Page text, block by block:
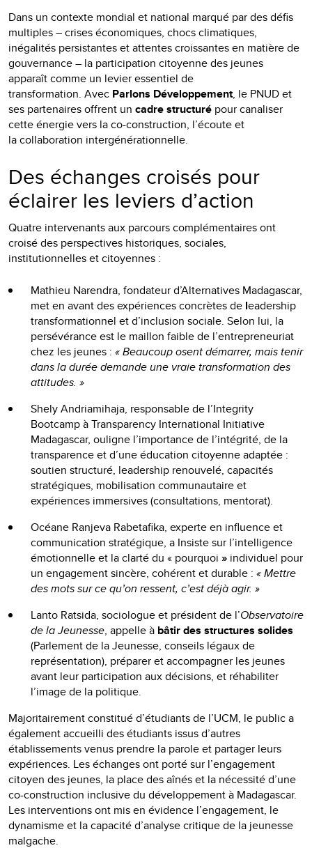
Dans un contexte mondial et national marqué par des défis
multiples – crises économiques, chocs climatiques,
inégalités persistantes et attentes croissantes en matière de
gouvernance – la participation citoyenne des jeunes
apparaît comme un levier essentiel de
transformation. Avec Parlons Développement, le PNUD et
ses partenaires offrent un cadre structuré pour canaliser
cette énergie vers la co-construction, l’écoute et
la collaboration intergénérationnelle.
Des échanges croisés pour
éclairer les leviers d’action
Quatre intervenants aux parcours complémentaires ont
croisé des perspectives historiques, sociales,
institutionnelles et citoyennes :
Mathieu Narendra, fondateur d’Alternatives Madagascar,
met en avant des expériences concrètes de leadership
transformationnel et d’inclusion sociale. Selon lui, la
persévérance est le maillon faible de l’entrepreneuriat
chez les jeunes : « Beaucoup osent démarrer, mais tenir
dans la durée demande une vraie transformation des
attitudes. »
Shely Andriamihaja, responsable de l’Integrity
Bootcamp à Transparency International Initiative
Madagascar, ouligne l’importance de l’intégrité, de la
transparence et d’une éducation citoyenne adaptée :
soutien structuré, leadership renouvelé, capacités
stratégiques, mobilisation communautaire et
expériences immersives (consultations, mentorat).
Océane Ranjeva Rabetafika, experte en influence et
communication stratégique, a Insiste sur l’intelligence
émotionnelle et la clarté du « pourquoi » individuel pour
un engagement sincère, cohérent et durable : « Mettre
des mots sur ce qu’on ressent, c’est déjà agir. »
Lanto Ratsida, sociologue et président de l’Observatoire
de la Jeunesse, appelle à bâtir des structures solides
(Parlement de la Jeunesse, conseils légaux de
représentation), préparer et accompagner les jeunes
avant leur participation aux décisions, et réhabiliter
l’image de la politique.
Majoritairement constitué d’étudiants de l’UCM, le public a
également accueilli des étudiants issus d’autres
établissements venus prendre la parole et partager leurs
expériences. Les échanges ont porté sur l’engagement
citoyen des jeunes, la place des aînés et la nécessité d’une
co-construction inclusive du développement à Madagascar.
Les interventions ont mis en évidence l’engagement, le
dynamisme et la capacité d’analyse critique de la jeunesse
malgache.